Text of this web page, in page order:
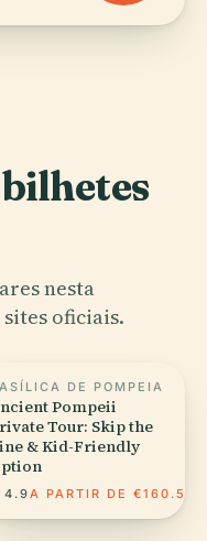
nesta
oficiais.
DE POMPEIA
Pompeii
Tour: Skip the
& Kid-Friendly
4.9A PARTIR DE €160.50